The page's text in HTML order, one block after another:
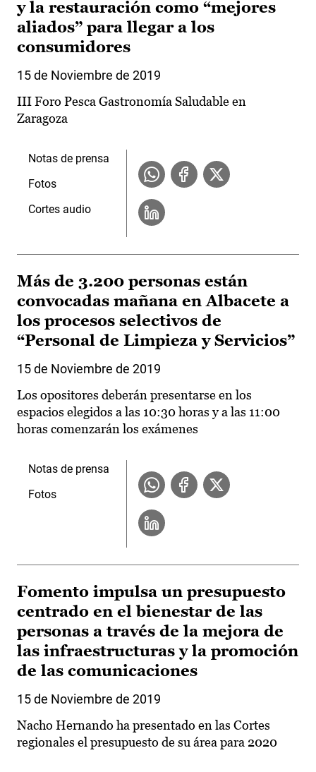
y la restauración como “mejores
aliados” para llegar a los
consumidores
15 de Noviembre de 2019
III Foro Pesca Gastronomía Saludable en
Zaragoza
Notas de prensa
Fotos
Cortes audio
Más de 3.200 personas están
convocadas mañana en Albacete a
los procesos selectivos de
“Personal de Limpieza y Servicios”
15 de Noviembre de 2019
Los opositores deberán presentarse en los
espacios elegidos a las 10:30 horas y a las 11:00
horas comenzarán los exámenes
Notas de prensa
Fotos
Fomento impulsa un presupuesto
centrado en el bienestar de las
personas a través de la mejora de
las infraestructuras y la promoción
de las comunicaciones
15 de Noviembre de 2019
Nacho Hernando ha presentado en las Cortes
regionales el presupuesto de su área para 2020